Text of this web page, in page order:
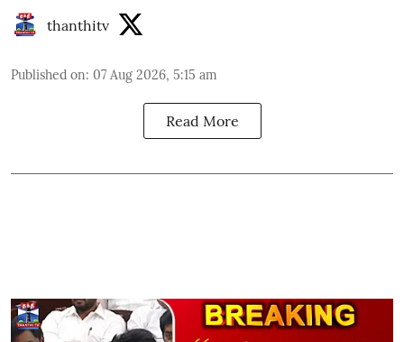
thanthitv
Published on: 07 Aug 2026, 5:15 am
Read More